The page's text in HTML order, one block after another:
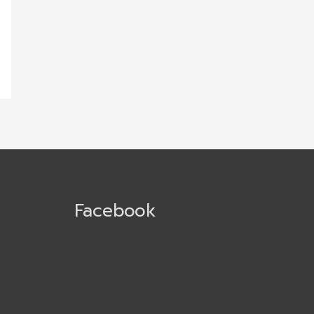
Facebook